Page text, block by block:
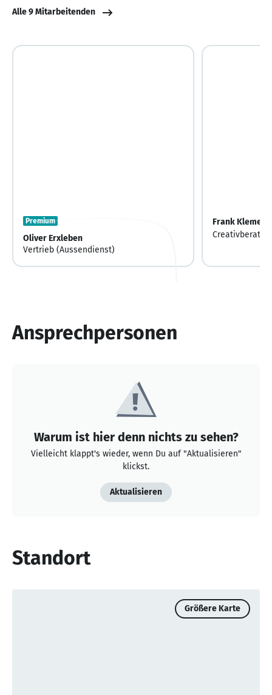
Alle 9 Mitarbeitenden
Premium
Oliver Erxleben
Vertrieb (Aussendienst)
Frank Klemens
Ansprechpersonen
Warum ist hier denn nichts zu sehen?
Vielleicht klappt's wieder, wenn Du auf "Aktualisieren"
klickst.
Aktualisieren
Standort
Größere Karte